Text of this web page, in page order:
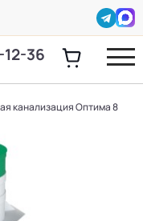
36
канализация Оптима 8